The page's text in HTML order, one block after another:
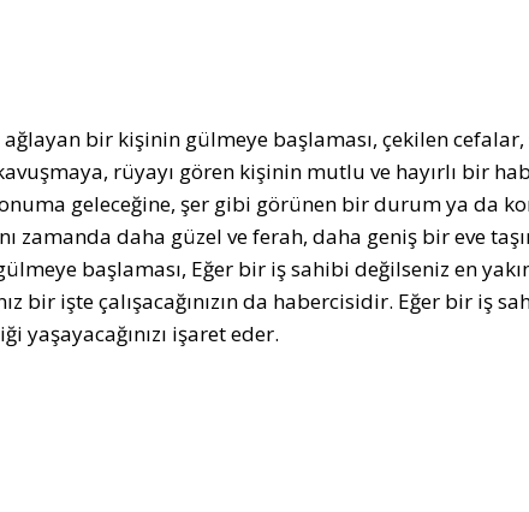
bir kişinin gülmeye başlaması, çekilen
rüyayı gören kişinin mutlu ve hayırlı bir
geleceğine, şer gibi görünen bir durum ya da
zamanda daha güzel ve ferah, daha geniş bir eve
başlaması, Eğer bir iş sahibi değilseniz en
bir işte çalışacağınızın da habercisidir. Eğer bir iş
yaşayacağınızı işaret eder.